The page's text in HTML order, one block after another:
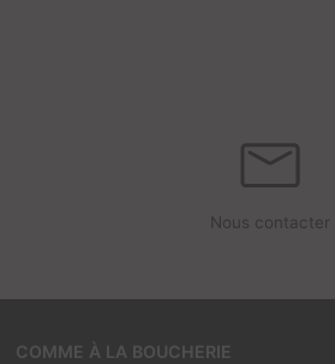
Nous contacter
COMME À LA BOUCHERIE